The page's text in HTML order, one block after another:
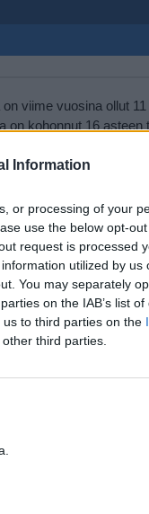
Information
or processing of your
use the below opt-
request is processed
utilized by us
You may separately
on the IAB’s list of
to third parties on the
third parties.
viime vuosina ollut
on kohonnut 16
ollut syyskuussa viime
tätäkin kylmempiä ja
0
päivänä 33 asteen
Vilnassa on ollut...